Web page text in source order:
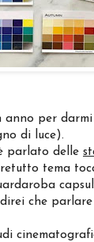
per
di luce).
parlato delle
tema
che